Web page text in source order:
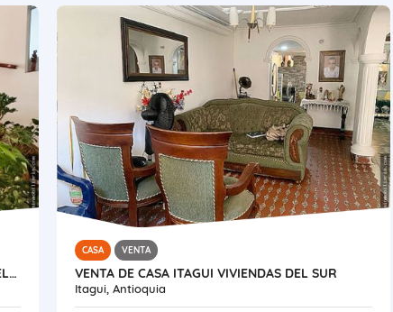
VENTA APARTAMENTO MEDELLÍN PROVENZA EL POBLADO
CASA VENTA
VENTA DE CASA ITAGUI VIVIENDAS DEL SUR
Itagui, Antioquia